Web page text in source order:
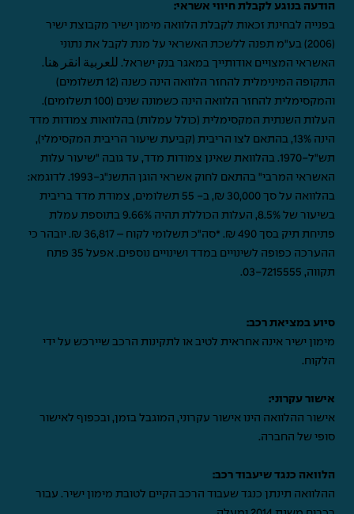
הודעה בנוגע לקבלת חיווי אשראי:
בפנייה לבחינת זכאות לקבלת הלוואה מימון ישיר מקבוצת ישיר
(2006) בע"מ תפנה ללשכת האשראי על מנת לקבל את נתוני
האשראי המצויים אודותייך במאגר בנק ישראל. للعربية انقر هنا.
התקופה המינימלית להחזר הלוואה הינה כשנה (12 תשלומים)
והמקסימלית להחזר הלוואה הינה כשמונה שנים (100 תשלומים).
העלות השנתית המקסימלית (כולל עמלות) בהלוואות צמודות מדד
הינה 13%, בהתאם לצו הריבית (קביעת שיעור הריבית המקסימלי),
תש"ל-1970. בהלוואת שאינן צמודות מדד, עד גובה "שיעור עלות
האשראי המרבי" בהתאם לחוק אשראי הוגן התשנ"ג-1993. לדוגמא:
בהלוואה על סך 30,000 ₪, ב- 55 תשלומים, צמודת מדד בריבית
בשיעור של 8.5%, העלות הכוללת תהיה 9.66% בתוספת עמלת
פתיחת תיק בסך 490 ₪. *סה"כ תשלומי לקוח – 36,817 ₪. יובהר כי
ההערכה כפופה לשינויים במדד ושינויים נוספים. אפעל 35 פתח
תקווה, 03-7215555
.
סיוע במציאת רכב:
מימון ישיר אינה אחראית לטיב או לתקינות הרכב שיירכש על ידי
הלקוח.
אישור עקרוני:
אישור ההלוואה הינו אישור עקרוני, המוגבל בזמן, ובכפוף לאישור
סופי של החברה.
הלוואה כנגד שיעבוד רכב:
ההלוואה תינתן כנגד שעבוד הרכב הקיים לטובת מימון ישיר. עבור